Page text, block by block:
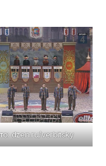
dzen.ru/verbitsky